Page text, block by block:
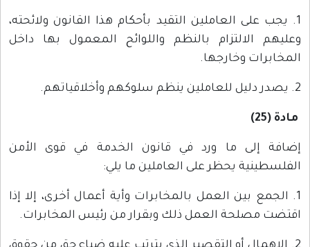
1. يجب على العاملين التقيد بأحكام هذا القانون ولائحته،
وعليهم الالتزام بالنظم واللوائح المعمول بها داخل
المخابرات وخارجها.
2. يصدر دليل للعاملين ينظم سلوكهم وأخلاقياتهم.
مادة (25)
إضافة إلى ما ورد في قانون الخدمة في قوى الأمن
الفلسطينية يحظر على العاملين ما يلي:
1. الجمع بين العمل بالمخابرات وأية أعمال أخرى، إلا إذا
اقتضت مصلحة العمل ذلك وبقرار من رئيس المخابرات.